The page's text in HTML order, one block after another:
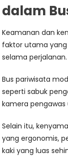
dalam
Keamanan dan
faktor utama
selama perjalanan.
Bus pariwisata
seperti sabuk
kamera
Selain itu,
yang ergonomis,
kaki yang luas